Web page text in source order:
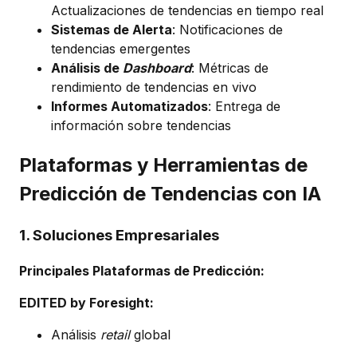
Actualizaciones de tendencias en tiempo real
Sistemas de Alerta: Notificaciones de
tendencias emergentes
Análisis de Dashboard: Métricas de
rendimiento de tendencias en vivo
Informes Automatizados: Entrega de
información sobre tendencias
Plataformas y Herramientas de
Predicción de Tendencias con IA
1. Soluciones Empresariales
Principales Plataformas de Predicción:
EDITED by Foresight:
Análisis retailglobal